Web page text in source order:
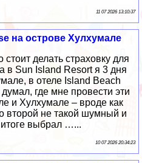
11 07 2026 13:10:37
на острове Хулхумале
делать страховку для
в Sun Island Resort я 3 дня
в отеле Island Beach
где мне провести эти
и Хулхумале – вроде как
второй не такой шумный и
выбрал …...
10 07 2026 20:34:23